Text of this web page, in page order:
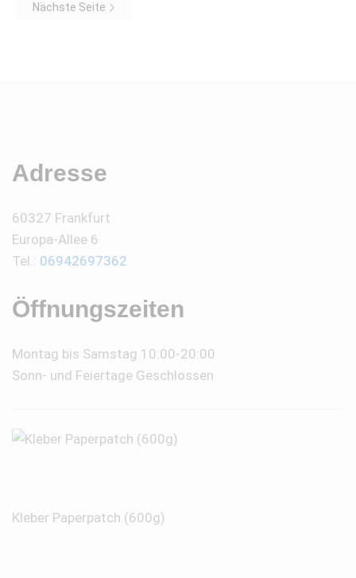
Nächste Seite
Adresse
60327 Frankfurt
Europa-Allee 6
Tel.: 06942697362
Öffnungszeiten
Montag bis Samstag 10:00-20:00
Sonn- und Feiertage Geschlossen
Kleber Paperpatch (600g)